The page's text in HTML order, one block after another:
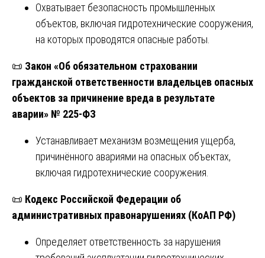
Охватывает безопасность промышленных
объектов, включая гидротехнические сооружения,
на которых проводятся опасные работы.
📜 Закон «Об обязательном страховании
гражданской ответственности владельцев опасных
объектов за причинение вреда в результате
аварии» № 225-ФЗ
Устанавливает механизм возмещения ущерба,
причинённого авариями на опасных объектах,
включая гидротехнические сооружения.
📜 Кодекс Российской Федерации об
административных правонарушениях (КоАП РФ)
Определяет ответственность за нарушения